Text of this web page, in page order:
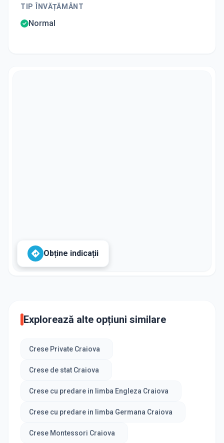
TIP ÎNVĂȚĂMÂNT
Normal
Obține indicații
Explorează alte opțiuni similare
Crese Private Craiova
Crese de stat Craiova
Crese cu predare in limba Engleza Craiova
Crese cu predare in limba Germana Craiova
Crese Montessori Craiova